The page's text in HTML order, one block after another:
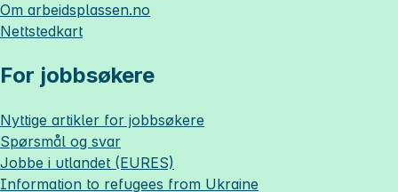
Om arbeidsplassen.no
Nettstedkart
For jobbsøkere
Nyttige artikler for jobbsøkere
Spørsmål og svar
Jobbe i utlandet (EURES)
Information to refugees from Ukraine